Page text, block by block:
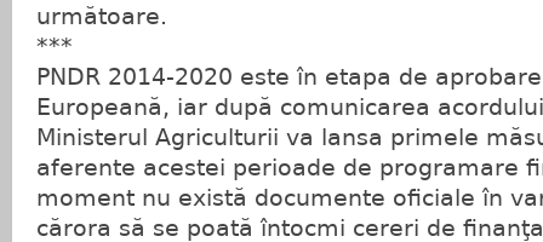
următoare.
***
PNDR 2014-2020 este în etapa de
Europeană, iar după comunicarea
Ministerul Agriculturii va lansa primele
aferente acestei perioade de programare
moment nu există documente oficiale în
cărora să se poată întocmi cereri de